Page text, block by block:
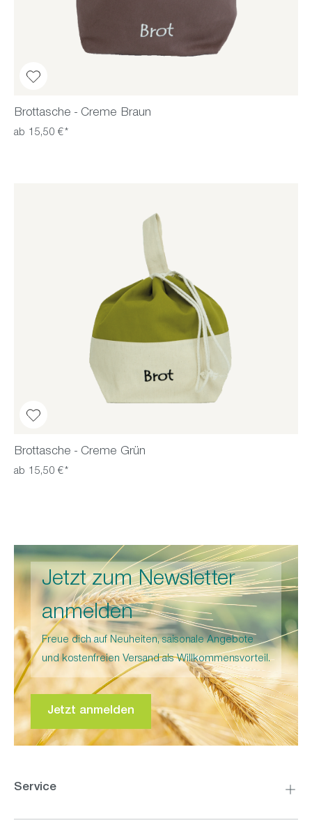
Brottasche - Creme Braun
ab 15,50 €*
Brottasche - Creme Grün
ab 15,50 €*
Jetzt zum Newsletter
anmelden
Freue dich auf Neuheiten, saisonale Angebote
und kostenfreien Versand als Willkommensvorteil.
Jetzt anmelden
Service